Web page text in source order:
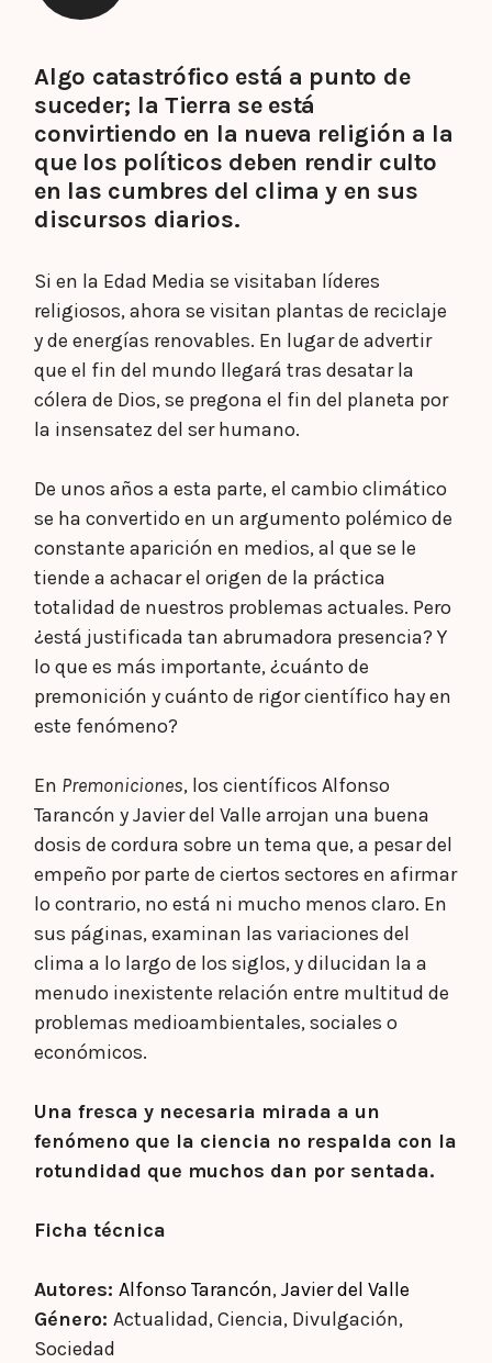
Algo catastrófico está a punto de
suceder; la Tierra se está
convirtiendo en la nueva religión a la
que los políticos deben rendir culto
en las cumbres del clima y en sus
discursos diarios.
Si en la Edad Media se visitaban líderes
religiosos, ahora se visitan plantas de reciclaje
y de energías renovables. En lugar de advertir
que el fin del mundo llegará tras desatar la
cólera de Dios, se pregona el fin del planeta por
la insensatez del ser humano.
De unos años a esta parte, el cambio climático
se ha convertido en un argumento polémico de
constante aparición en medios, al que se le
tiende a achacar el origen de la práctica
totalidad de nuestros problemas actuales. Pero
¿está justificada tan abrumadora presencia? Y
lo que es más importante, ¿cuánto de
premonición y cuánto de rigor científico hay en
este fenómeno?
En Premoniciones, los científicos Alfonso
Tarancón y Javier del Valle arrojan una buena
dosis de cordura sobre un tema que, a pesar del
empeño por parte de ciertos sectores en afirmar
lo contrario, no está ni mucho menos claro. En
sus páginas, examinan las variaciones del
clima a lo largo de los siglos, y dilucidan la a
menudo inexistente relación entre multitud de
problemas medioambientales, sociales o
económicos.
Una fresca y necesaria mirada a un
fenómeno que la ciencia no respalda con la
rotundidad que muchos dan por sentada.
Ficha técnica
Autores:Alfonso Tarancón,Javier del Valle
Género:Actualidad, Ciencia, Divulgación,
Sociedad